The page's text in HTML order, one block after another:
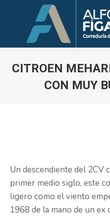
CITROEN
CON MUY
Un descendiente del 2CV
primer medio siglo, este
ligero como el viento
1968 de la mano de un ex